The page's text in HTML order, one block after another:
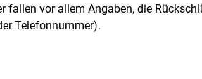
fallen vor allem Angaben, die
Telefonnummer).